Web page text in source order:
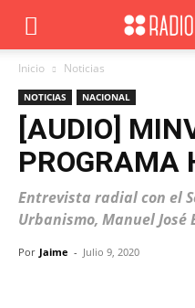
Inicio Noticias
NOTICIAS NACIONAL
[AUDIO]
PROGRAMA
Entrevista radial con el
Urbanismo, Manuel José
Por Jaime - Julio 9, 2020